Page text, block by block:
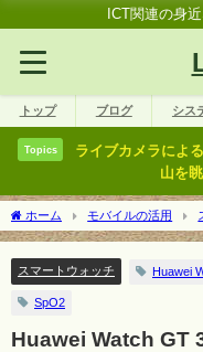
ICT関連の身
トップ ブログ シス
Topics
ライブカメラによ
山を
ホーム モバイルの活用
素濃度（SpO2）を計測する！
スマートウォッチ Huawei
SpO2
Huawei Watch GT